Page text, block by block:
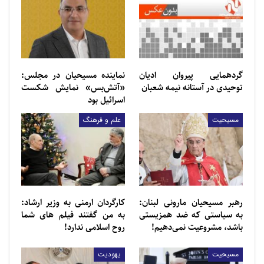
گردهمایی پیروان ادیان توحیدی در آستانه نیمه شعبان
نماینده مسیحیان در مجلس: «آتش‌بس» نمایش
عیسی مسیح (ع)، پیامبر صلح و دوستی و کیش و آیین
ایشان سرشار از مهرورزی، صبر و ایستادگی در برابر ظلم و
کمک به محرومان و مظلومان است. تفکر و تأمل در
خصایص والای حضرت عیسی بن مریم (ع) و بررسی و به
کارگیری شیوه و سلوک زندگی آن حضرت و تمامی انبیاء
الهی، می‌تواند راه‌گشای مسیر امروز بشر به سوی کمال
باشد.
گردهمایی پیروان ادیان
توحیدی در آستانه نیمه شعبان
نماینده مسیحیان در مجلس:
«آتش‌بس» نمایش شکست
اسرائیل بود
مسیحیت
رهبر مسیحیان مارونی لبنان:
به سیاستی که ضد همزیستی
باشد، مشروعیت نمی‌دهیم!
علم و فرهنگ
کارگردان ارمنی به وزیر ارشاد:
به من گفتند فیلم های شما
روح اسلامی ندارد!
مسیحیت یهودیت